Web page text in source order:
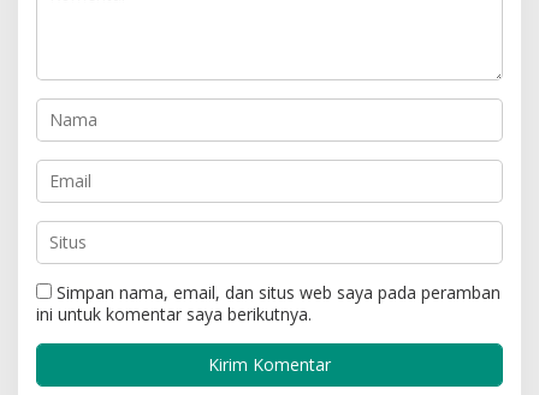
Simpan nama, email, dan situs web saya pada peramban
ini untuk komentar saya berikutnya.